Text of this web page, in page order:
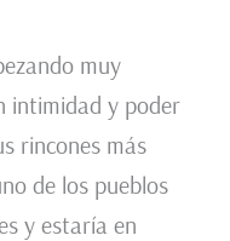
muy
intimidad y poder
rincones más
de los pueblos
y estaría en